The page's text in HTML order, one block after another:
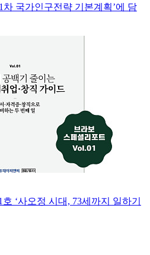
차 국가인구전략 기본계획’에 담
‘사오정 시대, 73세까지 일하기